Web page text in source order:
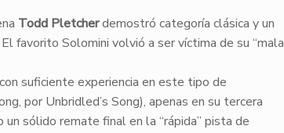
Todd Pletcherdemostró categoría clásica y un
favorito Solomini volvió a ser víctima de su “mala
suficiente experiencia en este tipo de
por Unbridled’s Song), apenas en su tercera
sólido remate final en la “rápida” pista de